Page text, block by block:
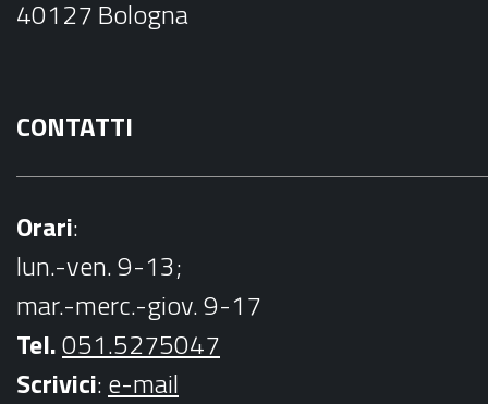
k
40127 Bologna
CONTATTI
Orari:
lun.-ven. 9-13;
mar.-merc.-giov. 9-17
Tel.051.5275047
Scrivici:e-mail